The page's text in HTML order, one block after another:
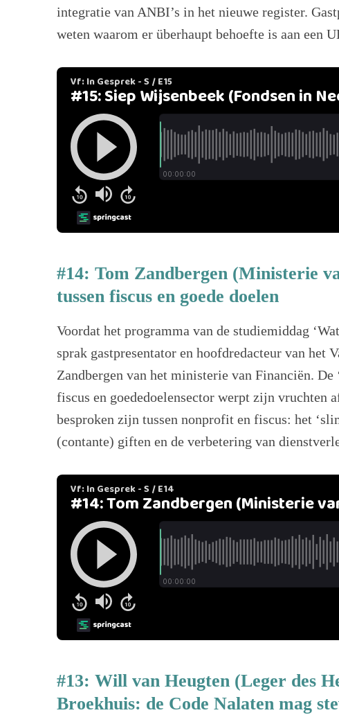
integratie van ANBI’s in het nieuwe register.
weten waarom er überhaupt behoefte is aan een
#14: Tom Zandbergen (Ministerie
tussen fiscus en goede doelen
Voordat het programma van de studiemiddag
sprak gastpresentator en hoofdredacteur van het
Zandbergen van het ministerie van Financiën. De
fiscus en goededoelensector werpt zijn vruchten
besproken zijn tussen nonprofit en fiscus: het
(contante) giften en de verbetering van
#13: Will van Heugten (Leger des
Broekhuis: de Code Nalaten mag